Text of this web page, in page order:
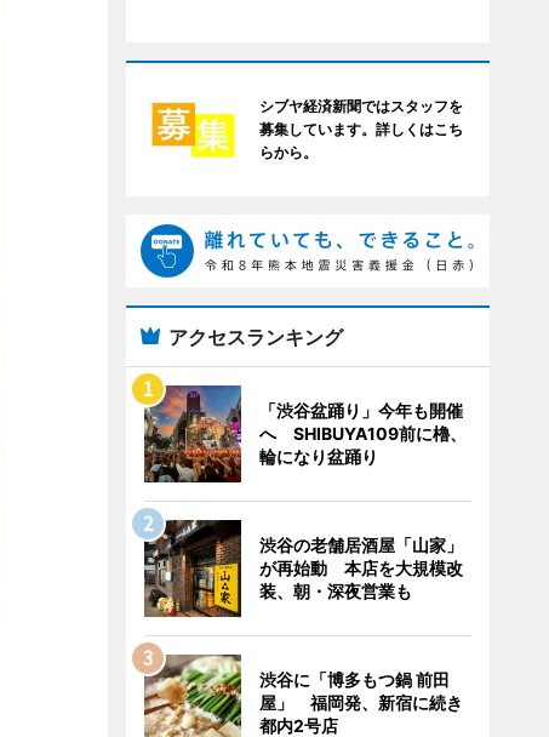
シブヤ経済新聞ではスタッフを
募集しています。詳しくはこち
らから。
アクセスランキング
「渋谷盆踊り」今年も開催
へ SHIBUYA109前に櫓、
輪になり盆踊り
渋谷の老舗居酒屋「山家」
が再始動 本店を大規模改
装、朝・深夜営業も
渋谷に「博多もつ鍋 前田
屋」 福岡発、新宿に続き
都内2号店